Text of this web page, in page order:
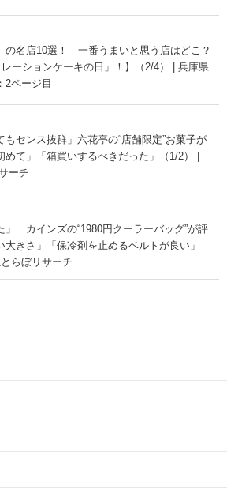
の名店10選！ 一番うまいと思う店はどこ？
レーションケーキの日」！】（2/4） | 兵庫県
2ページ目
もセンス抜群」六花亭の“店舗限定”お菓子が
て」「箱買いするべきだった」（1/2） |
ーチ
」 カインズの“1980円クーラーバッグ”が評
きさ」「保冷剤を止めるベルトが良い」
らぼリサーチ